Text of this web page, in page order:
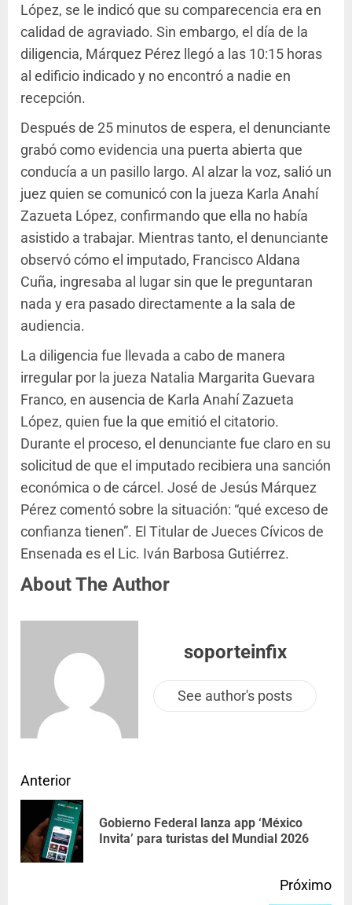
López, se le indicó que su comparecencia era en
calidad de agraviado. Sin embargo, el día de la
diligencia, Márquez Pérez llegó a las 10:15 horas
al edificio indicado y no encontró a nadie en
recepción.
Después de 25 minutos de espera, el denunciante
grabó como evidencia una puerta abierta que
conducía a un pasillo largo. Al alzar la voz, salió un
juez quien se comunicó con la jueza Karla Anahí
Zazueta López, confirmando que ella no había
asistido a trabajar. Mientras tanto, el denunciante
observó cómo el imputado, Francisco Aldana
Cuña, ingresaba al lugar sin que le preguntaran
nada y era pasado directamente a la sala de
audiencia.
La diligencia fue llevada a cabo de manera
irregular por la jueza Natalia Margarita Guevara
Franco, en ausencia de Karla Anahí Zazueta
López, quien fue la que emitió el citatorio.
Durante el proceso, el denunciante fue claro en su
solicitud de que el imputado recibiera una sanción
económica o de cárcel. José de Jesús Márquez
Pérez comentó sobre la situación: “qué exceso de
confianza tienen”. El Titular de Jueces Cívicos de
Ensenada es el Lic. Iván Barbosa Gutiérrez.
About The Author
soporteinfix
See author's posts
Anterior
Gobierno Federal lanza app ‘México
Invita’ para turistas del Mundial 2026
Próximo